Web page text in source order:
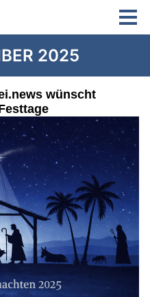
2025
wünscht